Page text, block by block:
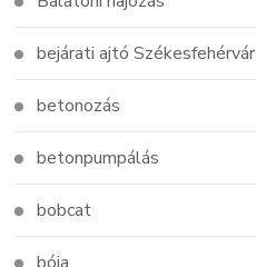
bejárati ajtó Székesfehérvár
betonozás
betonpumpálás
bobcat